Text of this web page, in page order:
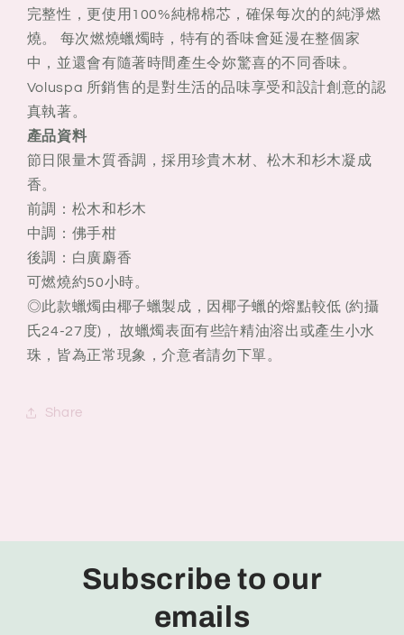
完整性，更使用100%純棉棉芯，確保每次的的純淨燃
燒。 每次燃燒蠟燭時，特有的香味會延漫在整個家
中，並還會有隨著時間產生令妳驚喜的不同香味。
Voluspa 所銷售的是對生活的品味享受和設計創意的認
真執著。
產品資料
節日限量木質香調，採用珍貴木材、松木和杉木凝成
香。
前調： 松木和杉木
中調：佛手柑
後調：白廣麝香
可燃燒約50小時。
◎此款蠟燭由椰子蠟製成，因椰子蠟的熔點較低 (約攝
氏24-27度)， 故蠟燭表面有些許精油溶出或產生小水
珠，皆為正常現象，介意者請勿下單。
Share
Subscribe to our
emails